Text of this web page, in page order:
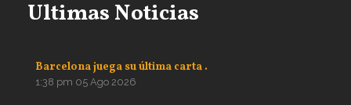
Ultimas Noticias
Barcelona juega su última carta .
1:38 pm 05 Ago 2026